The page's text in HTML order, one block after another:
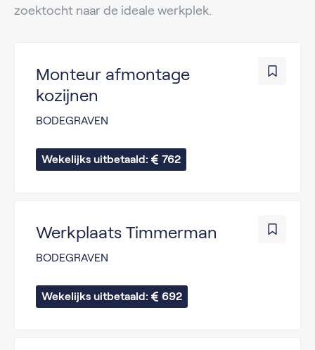
zoektocht naar de ideale werkplek.
Monteur afmontage
kozijnen
BODEGRAVEN
Wekelijks uitbetaald: 762
Werkplaats Timmerman
BODEGRAVEN
Wekelijks uitbetaald: 692